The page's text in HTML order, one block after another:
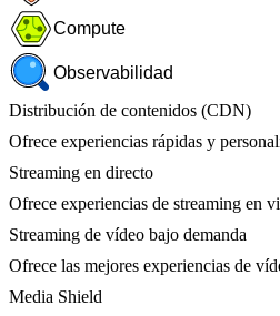
Compute
Observabilidad
Distribución de contenidos (CDN)
Ofrece experiencias rápidas y
Streaming en directo
Ofrece experiencias de streaming en
Streaming de vídeo bajo demanda
Ofrece las mejores experiencias de
Media Shield